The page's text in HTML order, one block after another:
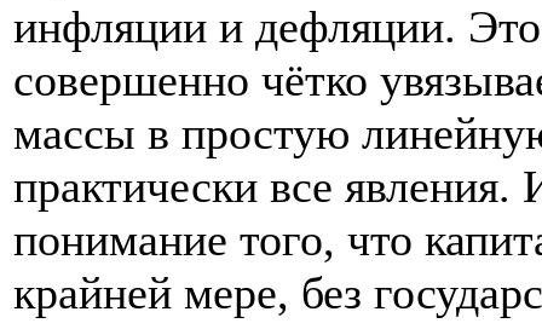
инфляции и дефляции.
совершенно чётко
массы в простую
практически все явления.
понимание того, что
крайней мере, без